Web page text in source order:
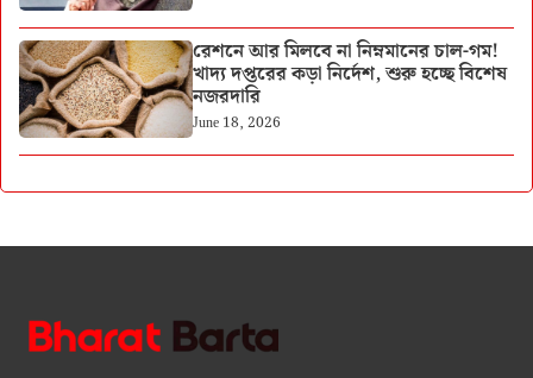
রেশনে আর মিলবে না নিম্নমানের চাল-গম!
খাদ্য দপ্তরের কড়া নির্দেশ, শুরু হচ্ছে বিশেষ
নজরদারি
June 18, 2026